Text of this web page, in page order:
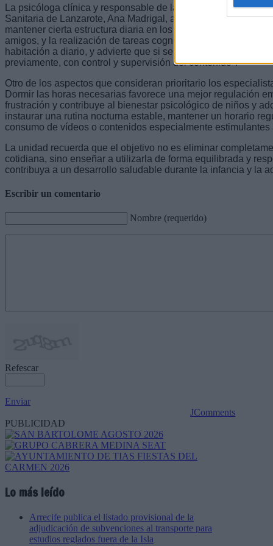
La psicóloga clínica y responsable de la unidad de Salud
Sanitaria de Lanzarote, Ana Madrigal, asegura que "durante
mantener cierta estructura diaria en los menores mediante
amigos, y la realización de tareas cognitivas, como leer, y
habitación a diario, y advierte que si se permiten las
previamente, con control y supervisión del contenido".
Otro de los aspectos que consideran prioritario los
Dormir las horas necesarias favorece una mejor regulación
frustración y contribuye al bienestar psicológico de niños y
instaurar una rutina nocturna estable, mantener un horario
consumo de vídeos o contenidos especialmente estimulantes
La unidad recuerda que el objetivo no es eliminar
cotidiana, sino enseñar a utilizarla de forma equilibrada y
contribuya a un desarrollo saludable durante la infancia y la
Escribir un comentario
Nombre (requerido)
Refescar
Enviar
JComments
PUBLICIDAD
Lo más leído
Arrecife publica el listado provisional de la
adjudicación de subvenciones al transporte para
estudios reglados fuera de la Isla